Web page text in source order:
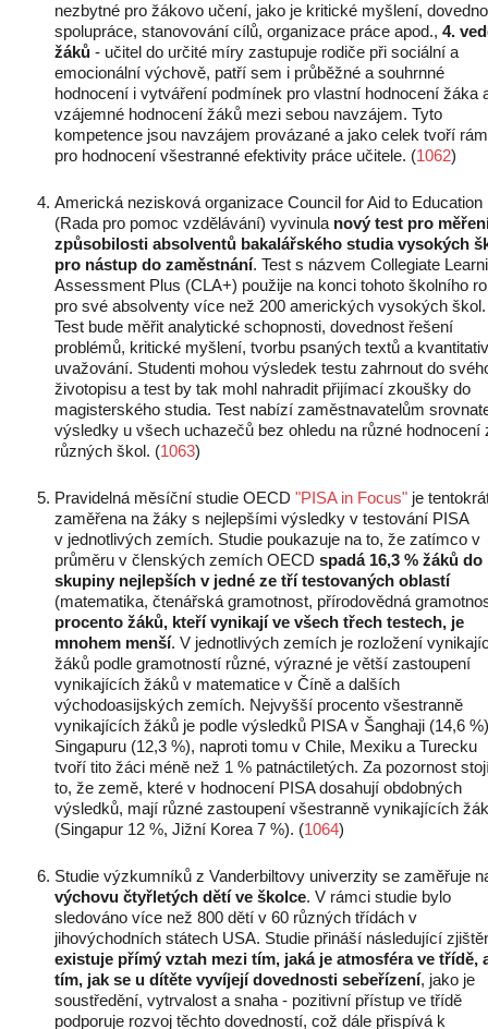
nezbytné pro žákovo učení, jako je kritické myšlení,
spolupráce, stanovování cílů, organizace práce apod., 4.
žáků - učitel do určité míry zastupuje rodiče při sociální a
emocionální výchově, patří sem i průběžné a souhrnné
hodnocení i vytváření podmínek pro vlastní hodnocení žáka
vzájemné hodnocení žáků mezi sebou navzájem. Tyto
kompetence jsou navzájem provázané a jako celek tvoří
pro hodnocení všestranné efektivity práce učitele. (1062)
Americká nezisková organizace Council for Aid to Education
(Rada pro pomoc vzdělávání) vyvinula nový test pro
způsobilosti absolventů bakalářského studia vysokých
pro nástup do zaměstnání. Test s názvem Collegiate
Assessment Plus (CLA+) použije na konci tohoto školního
pro své absolventy více než 200 amerických vysokých škol.
Test bude měřit analytické schopnosti, dovednost řešení
problémů, kritické myšlení, tvorbu psaných textů a
uvažování. Studenti mohou výsledek testu zahrnout do
životopisu a test by tak mohl nahradit přijímací zkoušky do
magisterského studia. Test nabízí zaměstnavatelům
výsledky u všech uchazečů bez ohledu na různé hodnocení
různých škol. (1063)
Pravidelná měsíční studie OECD "PISA in Focus" je
zaměřena na žáky s nejlepšími výsledky v testování PISA
v jednotlivých zemích. Studie poukazuje na to, že zatímco v
průměru v členských zemích OECD spadá 16,3 % žáků do
skupiny nejlepších v jedné ze tří testovaných oblastí
(matematika, čtenářská gramotnost, přírodovědná
procento žáků, kteří vynikají ve všech třech testech, je
mnohem menší. V jednotlivých zemích je rozložení
žáků podle gramotností různé, výrazné je větší zastoupení
vynikajících žáků v matematice v Číně a dalších
východoasijských zemích. Nejvyšší procento všestranně
vynikajících žáků je podle výsledků PISA v Šanghaji (14,6
Singapuru (12,3 %), naproti tomu v Chile, Mexiku a Turecku
tvoří tito žáci méně než 1 % patnáctiletých. Za pozornost
to, že země, které v hodnocení PISA dosahují obdobných
výsledků, mají různé zastoupení všestranně vynikajících
(Singapur 12 %, Jižní Korea 7 %). (1064)
Studie výzkumníků z Vanderbiltovy univerzity se zaměřuje
výchovu čtyřletých dětí ve školce. V rámci studie bylo
sledováno více než 800 dětí v 60 různých třídách v
jihovýchodních státech USA. Studie přináší následující
existuje přímý vztah mezi tím, jaká je atmosféra ve třídě,
tím, jak se u dítěte vyvíjejí dovednosti sebeřízení, jako je
soustředění, vytrvalost a snaha - pozitivní přístup ve třídě
podporuje rozvoj těchto dovedností, což dále přispívá k